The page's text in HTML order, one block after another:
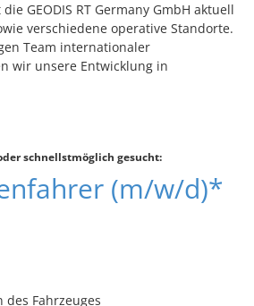
GEODIS RT Germany GmbH aktuell
verschiedene operative Standorte.
Team internationaler
wir unsere Entwicklung in
schnellstmöglich gesucht:
(m/w/d)*
des Fahrzeuges